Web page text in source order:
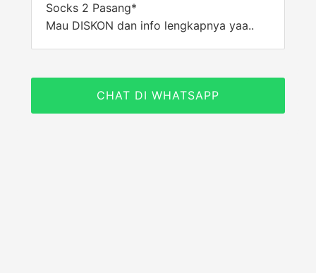
Socks 2 Pasang*
Mau DISKON dan info lengkapnya yaa..
CHAT DI WHATSAPP